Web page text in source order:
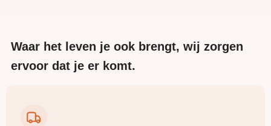
Waar het leven je ook brengt, wij zorgen
ervoor dat je er komt.